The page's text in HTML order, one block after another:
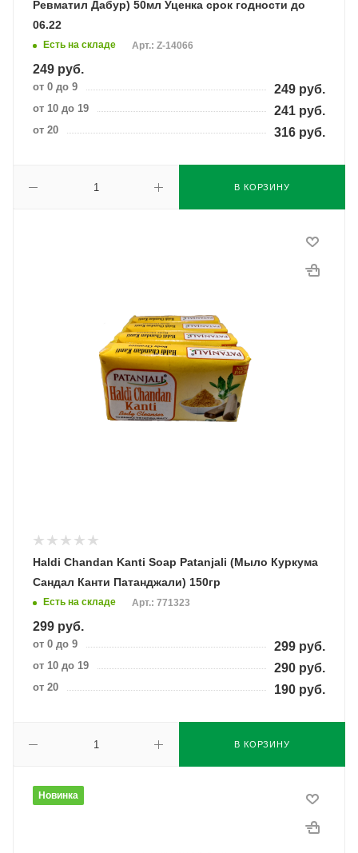
Ревматил Дабур) 50мл Уценка срок годности до
06.22
Есть на складе Арт.: Z-14066
249 руб.
от 0 до 9 249 руб.
от 10 до 19 241 руб.
от 20 316 руб.
В КОРЗИНУ
Haldi Chandan Kanti Soap Patanjali (Мыло Куркума
Сандал Канти Патанджали) 150гр
Есть на складе Арт.: 771323
299 руб.
от 0 до 9 299 руб.
от 10 до 19 290 руб.
от 20 190 руб.
В КОРЗИНУ
Новинка